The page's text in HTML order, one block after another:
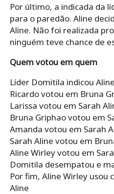
Por último, a indicada da
para o paredão. Aline
Aline. Não foi realizada
ninguém teve chance de
Quem votou em quem
Líder Domitila indicou
Ricardo votou em Bruna
Larissa votou em Sarah
Bruna Griphao votou em
Amanda votou em Sarah
Sarah Aline votou em
Aline Wirley votou em
Domitila desempatou e
Por fim, Aline Wirley usou
Aline